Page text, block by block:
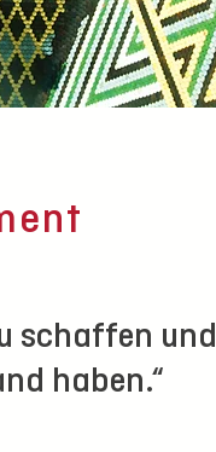
schaffen und
haben.“